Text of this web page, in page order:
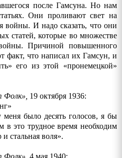
после Гамсуна. Но нам
.Они проливают свет на
войны. И надо сказать, что они
статей, которые во множестве
Причиной повышенного
факт, что написал их Гамсун, и
его из этой «пронемецкой»
Фолк» 19 октября 1936:
было десять голосов, я бы
в это трудное время необходим
стальная воля».
4 мая 1940: